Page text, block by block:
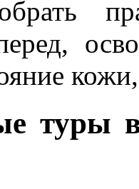
туры